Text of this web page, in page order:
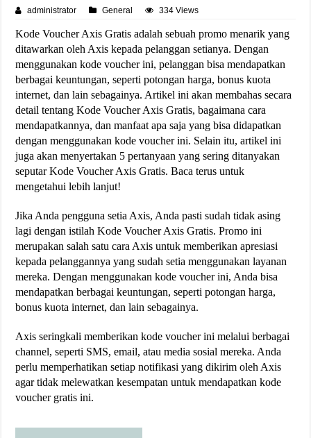
administrator General 334 Views
Kode Voucher Axis Gratis adalah sebuah promo menarik yang
ditawarkan oleh Axis kepada pelanggan setianya. Dengan
menggunakan kode voucher ini, pelanggan bisa mendapatkan
berbagai keuntungan, seperti potongan harga, bonus kuota
internet, dan lain sebagainya. Artikel ini akan membahas secara
detail tentang Kode Voucher Axis Gratis, bagaimana cara
mendapatkannya, dan manfaat apa saja yang bisa didapatkan
dengan menggunakan kode voucher ini. Selain itu, artikel ini
juga akan menyertakan 5 pertanyaan yang sering ditanyakan
seputar Kode Voucher Axis Gratis. Baca terus untuk
mengetahui lebih lanjut!
Jika Anda pengguna setia Axis, Anda pasti sudah tidak asing
lagi dengan istilah Kode Voucher Axis Gratis. Promo ini
merupakan salah satu cara Axis untuk memberikan apresiasi
kepada pelanggannya yang sudah setia menggunakan layanan
mereka. Dengan menggunakan kode voucher ini, Anda bisa
mendapatkan berbagai keuntungan, seperti potongan harga,
bonus kuota internet, dan lain sebagainya.
Axis seringkali memberikan kode voucher ini melalui berbagai
channel, seperti SMS, email, atau media sosial mereka. Anda
perlu memperhatikan setiap notifikasi yang dikirim oleh Axis
agar tidak melewatkan kesempatan untuk mendapatkan kode
voucher gratis ini.